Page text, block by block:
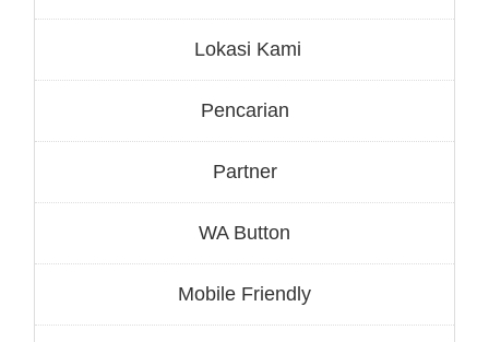
Lokasi Kami
Pencarian
Partner
WA Button
Mobile Friendly